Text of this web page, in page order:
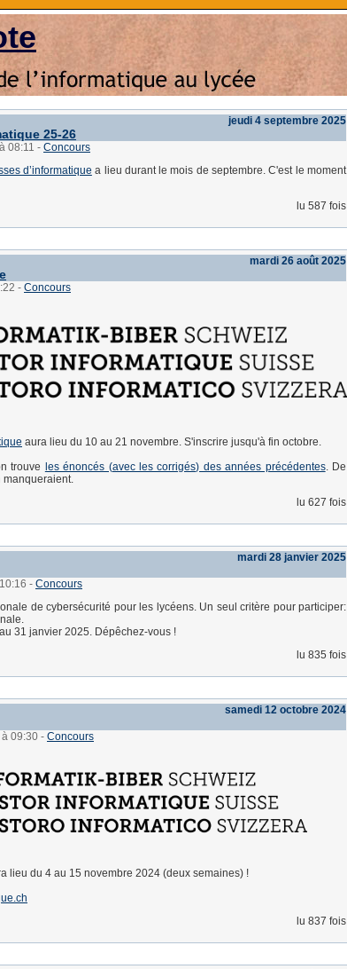
jeudi 4 septembre 2025
25-26
08:11 - Concours
d’informatique a lieu durant le mois de septembre. C'est le moment
lu 587 fois
mardi 26 août 2025
- Concours
aura lieu du 10 au 21 novembre. S'inscrire jusqu'à fin octobre.
trouve les énoncés (avec les corrigés) des années précédentes. De
manqueraient.
lu 627 fois
mardi 28 janvier 2025
- Concours
de cybersécurité pour les lycéens. Un seul critère pour participer:
31 janvier 2025. Dépêchez-vous !
lu 835 fois
samedi 12 octobre 2024
09:30 - Concours
lieu du 4 au 15 novembre 2024 (deux semaines) !
lu 837 fois